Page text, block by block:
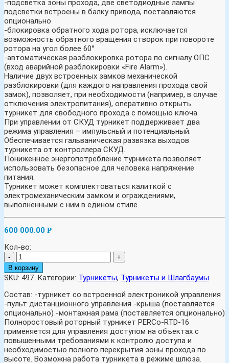
-подсветка зоны прохода, две светодиодные лампы
подсветки встроены в балку привода, поставляются
опционально
-блокировка обратного хода ротора, исключается
возможность обратного вращения створок при повороте
ротора на угол более 60°
-автоматическая разблокировка ротора по сигналу ОПС
(вход аварийной разблокировки «Fire Alarm»).
Наличие двух встроенных замков механической
разблокировки (для каждого направления прохода свой
замок), позволяет, при необходимости (например, в случае
отключения электропитания), оперативно открыть
турникет для свободного прохода с помощью ключа.
При управлении от СКУД турникет поддерживает два
режима управления – импульсный и потенциальный.
Обеспечивается гальваническая развязка выходов
турникета от контроллера СКУД.
Пониженное энергопотребление турникета позволяет
использовать безопасное для человека напряжение
питания.
Турникет может комплектоваться калиткой с
электромеханическим замком и ограждениями,
выполненными с ним в едином стиле.
600 000.00 Р
Кол-во:
-
+
В корзину
SKU: 497. Категории: Турникеты, Турникеты и Шлагбаумы.
Состав: -турникет со встроенной электроникой управления
-пульт дистанционного управления -крыша (поставляется
опционально) -монтажная рама (поставляется опционально)
Полноростовый роторный турникет PERCo-RTD-16
применяется для управления доступом на объектах с
повышенными требованиями к контролю доступа и
необходимостью полного перекрытия зоны прохода по
высоте. Возможна работа турникета в режиме шлюза.